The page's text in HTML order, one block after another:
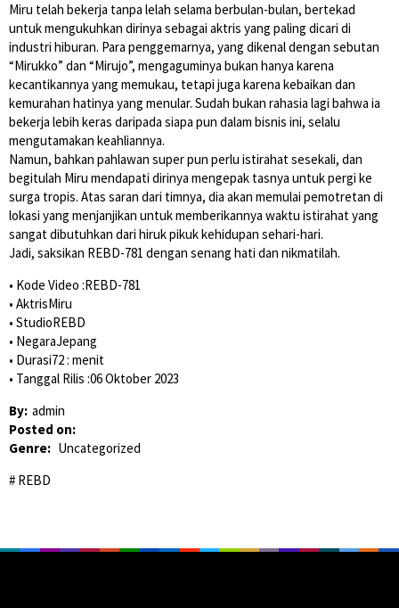
Miru telah bekerja tanpa lelah selama berbulan-bulan, bertekad
untuk mengukuhkan dirinya sebagai aktris yang paling dicari di
industri hiburan. Para penggemarnya, yang dikenal dengan sebutan
“Mirukko” dan “Mirujo”, mengaguminya bukan hanya karena
kecantikannya yang memukau, tetapi juga karena kebaikan dan
kemurahan hatinya yang menular. Sudah bukan rahasia lagi bahwa ia
bekerja lebih keras daripada siapa pun dalam bisnis ini, selalu
mengutamakan keahliannya.
Namun, bahkan pahlawan super pun perlu istirahat sesekali, dan
begitulah Miru mendapati dirinya mengepak tasnya untuk pergi ke
surga tropis. Atas saran dari timnya, dia akan memulai pemotretan di
lokasi yang menjanjikan untuk memberikannya waktu istirahat yang
sangat dibutuhkan dari hiruk pikuk kehidupan sehari-hari.
Jadi, saksikan REBD-781 dengan senang hati dan nikmatilah.
• Kode Video :REBD-781
• AktrisMiru
• StudioREBD
• NegaraJepang
• Durasi72 : menit
• Tanggal Rilis :06 Oktober 2023
By: admin
Posted on:
Genre: Uncategorized
REBD